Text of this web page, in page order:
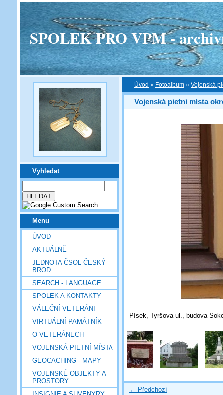
SPOLEK PRO VPM -
Vyhledat
Menu
ÚVOD
AKTUÁLNĚ
JEDNOTA ČSOL ČESKÝ
BROD
SEARCH - LANGUAGE
SPOLEK A KONTAKTY
VÁLEČNÍ VETERÁNI
VIRTUÁLNÍ PAMÁTNÍK
O VETERÁNECH
VOJENSKÁ PIETNÍ MÍSTA
GEOCACHING - MAPY
VOJENSKÉ OBJEKTY A
PROSTORY
Úvod » Fotoalbum » Vojenská
Vojenská pietní místa
Písek, Tyršova ul., budova
← Předchozí